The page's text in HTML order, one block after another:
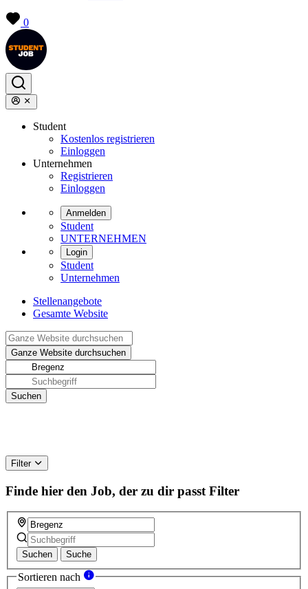
0
Student
Kostenlos registrieren
Einloggen
Unternehmen
Registrieren
Einloggen
Anmelden
Student
UNTERNEHMEN
Login
Student
Unternehmen
Stellenangebote
Gesamte Website
Filter
Finde hier den Job, der zu dir passt Filter
Suchen Suche
Sortieren nach